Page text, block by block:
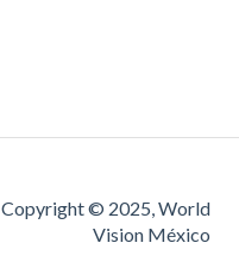
Copyright © 2025, World
Vision México